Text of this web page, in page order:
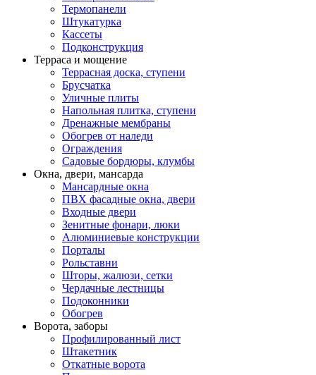
Термопанели
Штукатурка
Кассеты
Подконструкция
Терраса и мощение
Террасная доска, ступени
Брусчатка
Уличные плиты
Напольная плитка, ступени
Дренажные мембраны
Обогрев от наледи
Ограждения
Садовые бордюры, клумбы
Окна, двери, мансарда
Мансардные окна
ПВХ фасадные окна, двери
Входные двери
Зенитные фонари, люки
Алюминиевые конструкции
Порталы
Рольставни
Шторы, жалюзи, сетки
Чердачные лестницы
Подоконники
Обогрев
Ворота, заборы
Профилированный лист
Штакетник
Откатные ворота